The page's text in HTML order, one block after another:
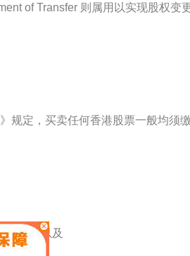
of Transfer 则属用以实现股权变
规定，买卖任何香港股票一般均须
5 元；以及